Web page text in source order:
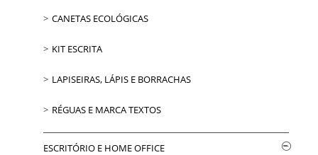
CANETAS ECOLÓGICAS
KIT ESCRITA
LAPISEIRAS, LÁPIS E BORRACHAS
RÉGUAS E MARCA TEXTOS
ESCRITÓRIO E HOME OFFICE